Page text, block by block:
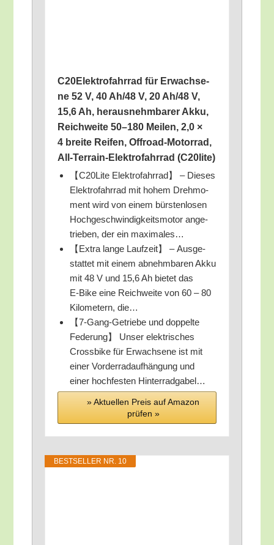
C20Elektrofahrrad für Erwach­se­
ne 52 V, 40 Ah/​48 V, 20 Ah/​48 V,
15,6 Ah, her­aus­nehm­ba­rer Akku,
Reich­wei­te 50–180 Mei­len, 2,0 ×
4 brei­te Rei­fen, Off­road-Motor­rad,
All-Ter­rain-Elek­tro­fahr­rad (C20lite)
【C20Lite Elek­tro­fahr­rad】 – Die­ses
Elek­tro­fahr­rad mit hohem Dreh­mo­
ment wird von einem bürs­ten­lo­sen
Hoch­ge­schwin­dig­keits­mo­tor ange­
trie­ben, der ein maximales…
【Extra lan­ge Lauf­zeit】 – Aus­ge­
stat­tet mit einem abnehm­ba­ren Akku
mit 48 V und 15,6 Ah bie­tet das
E‑Bike eine Reich­wei­te von 60 – 80
Kilo­me­tern, die…
【7‑Gang-Getrie­be und dop­pel­te
Fede­rung】 Unser elek­tri­sches
Cross­bike für Erwach­se­ne ist mit
einer Vor­der­rad­auf­hän­gung und
einer hoch­fes­ten Hinterradgabel…
» Aktu­el­len Preis auf Ama­zon
prü­fen »
BEST­SEL­LER NR. 10